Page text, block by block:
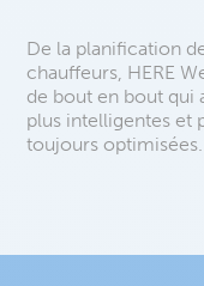
De la planification
chauffeurs, HERE
de bout en bout qui
plus intelligentes et
toujours optimisées.